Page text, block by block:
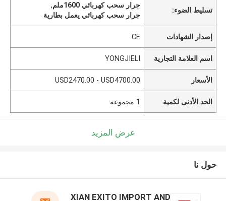
تسليط الضوء:
جرار سحب كهربائي 1600ملم
,
جرار سحب كهربائي يعمل بطارية
إصدار الشهادات CE
اسم العلامة التجارية YONGJIELI
الأسعار USD2470.00 - USD4700.00
الحد الأدنى لكمية 1 مجموعة
عرض المزيد
حول نا
XIAN EXITO IMPORT AND